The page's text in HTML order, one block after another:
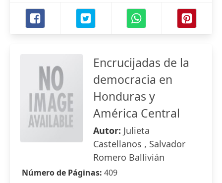
Encrucijadas de la
democracia en
Honduras y
América Central
Autor: Julieta
Castellanos , Salvador
Romero Ballivián
Número de Páginas: 409